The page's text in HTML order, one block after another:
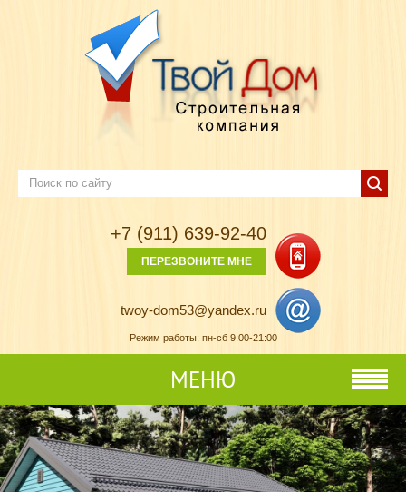
+7 (911) 639-92-40
ПЕРЕЗВОНИТЕ МНЕ
twoy-dom53@yandex.ru
Режим работы: пн-сб 9:00-21:00
МЕНЮ